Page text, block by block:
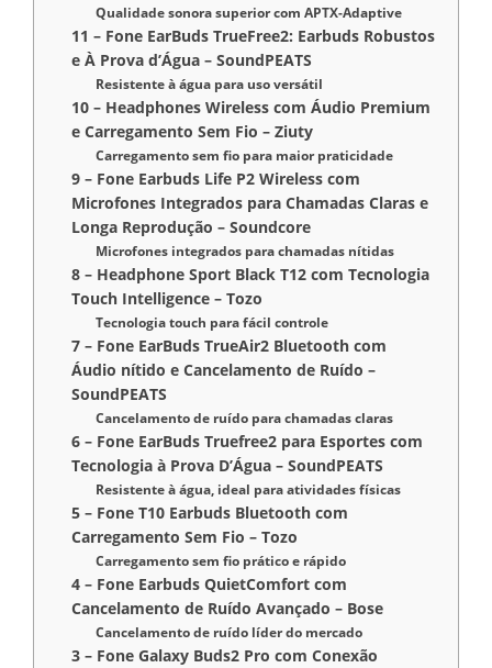
Qualidade sonora superior com APTX-Adaptive
11 – Fone EarBuds TrueFree2: Earbuds Robustos
e À Prova d’Água – SoundPEATS
Resistente à água para uso versátil
10 – Headphones Wireless com Áudio Premium
e Carregamento Sem Fio – Ziuty
Carregamento sem fio para maior praticidade
9 – Fone Earbuds Life P2 Wireless com
Microfones Integrados para Chamadas Claras e
Longa Reprodução – Soundcore
Microfones integrados para chamadas nítidas
8 – Headphone Sport Black T12 com Tecnologia
Touch Intelligence – Tozo
Tecnologia touch para fácil controle
7 – Fone EarBuds TrueAir2 Bluetooth com
Áudio nítido e Cancelamento de Ruído –
SoundPEATS
Cancelamento de ruído para chamadas claras
6 – Fone EarBuds Truefree2 para Esportes com
Tecnologia à Prova D’Água – SoundPEATS
Resistente à água, ideal para atividades físicas
5 – Fone T10 Earbuds Bluetooth com
Carregamento Sem Fio – Tozo
Carregamento sem fio prático e rápido
4 – Fone Earbuds QuietComfort com
Cancelamento de Ruído Avançado – Bose
Cancelamento de ruído líder do mercado
3 – Fone Galaxy Buds2 Pro com Conexão